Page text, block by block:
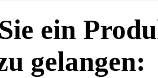
ein
gelangen: